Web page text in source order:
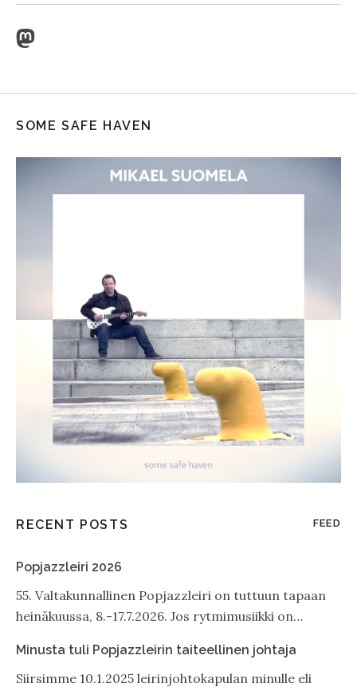
Mastodon
SOME SAFE HAVEN
RECENT POSTS FEED
Popjazzleiri 2026
55. Valtakunnallinen Popjazzleiri on tuttuun tapaan
heinäkuussa, 8.-17.7.2026. Jos rytmimusiikki on…
Minusta tuli Popjazzleirin taiteellinen johtaja
Siirsimme 10.1.2025 leirinjohtokapulan minulle eli